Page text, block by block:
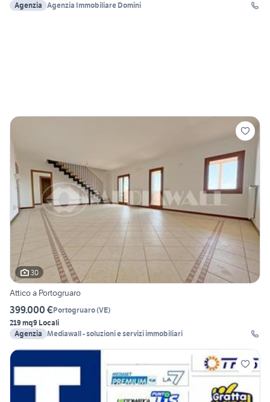
Agenzia Agenzia Immobiliare Domini
30
Attico a Portogruaro
399.000 €Portogruaro(VE)
219 mq9 Locali
Agenzia Mediawall - soluzioni e servizi immobiliari